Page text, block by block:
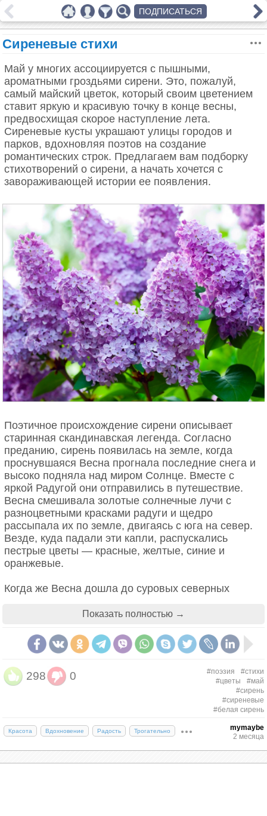
Сиреневые стихи
Май у многих ассоциируется с пышными,
ароматными гроздьями сирени. Это, пожалуй,
самый майский цветок, который своим цветением
ставит яркую и красивую точку в конце весны,
предвосхищая скорое наступление лета.
Сиреневые кусты украшают улицы городов и
парков, вдохновляя поэтов на создание
романтических строк. Предлагаем вам подборку
стихотворений о сирени, а начать хочется с
завораживающей истории ее появления.
Поэтичное происхождение сирени описывает
старинная скандинавская легенда. Согласно
преданию, сирень появилась на земле, когда
проснувшаяся Весна прогнала последние снега и
высоко подняла над миром Солнце. Вместе с
яркой Радугой они отправились в путешествие.
Весна смешивала золотые солнечные лучи с
разноцветными красками радуги и щедро
рассыпала их по земле, двигаясь с юга на север.
Везде, куда падали эти капли, распускались
пестрые цветы — красные, желтые, синие и
оранжевые.
Когда же Весна дошла до суровых северных
— остались лишь лиловый и белый цвета. Тогда
его с лиловым оттенком радуги и бросила на
зеленые кустарники, которые тут же вспыхнули
нежным сиреневым пламенем. А когда у нее
остался один только чистый белый цвет, Весна не
пожалела и его, щедро рассыпав над землей —
Показать полностью →
298 0 #поэзия
#стихи
#цветы
#май
#сирень
#сиреневые
#белая сирень
Красота Вдохновение Радость Трогательно
mymaybe
2 месяца
ПОДПИСАТЬСЯ